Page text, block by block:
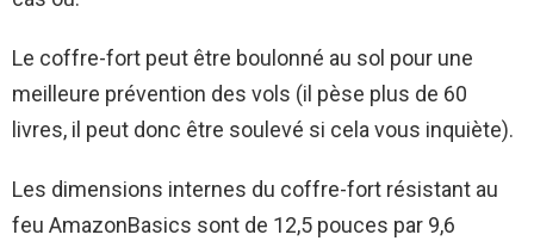
Le coffre-fort peut être boulonné au sol pour une
meilleure prévention des vols (il pèse plus de 60
livres, il peut donc être soulevé si cela vous inquiète).
Les dimensions internes du coffre-fort résistant au
feu AmazonBasics sont de 12,5 pouces par 9,6